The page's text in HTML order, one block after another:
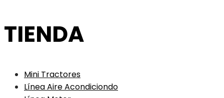
TIENDA
Mini Tractores
Línea Aire Acondiciondo